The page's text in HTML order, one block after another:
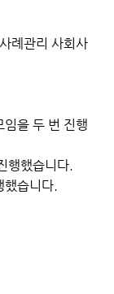
례관리 사회사
을 두 번 진행
행했습니다.
했습니다.